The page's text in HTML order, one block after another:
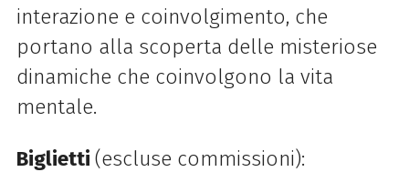
interazione e coinvolgimento, che
portano alla scoperta delle misteriose
dinamiche che coinvolgono la vita
mentale.
Biglietti (escluse commissioni):